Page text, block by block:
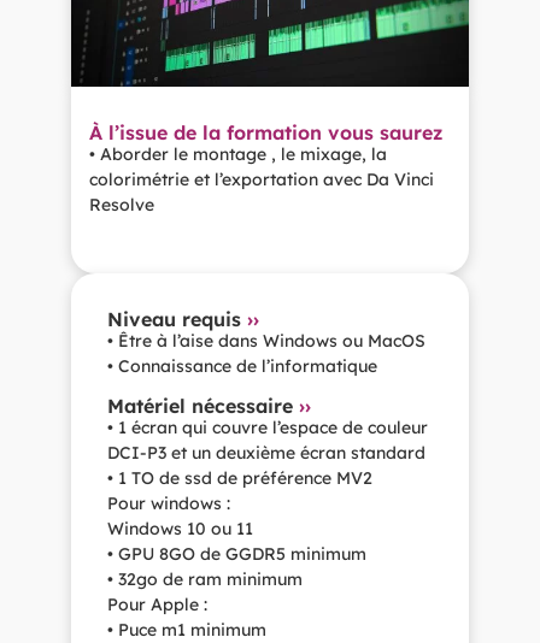
À l’issue de la formation vous saurez
• Aborder le montage , le mixage, la
colorimétrie et l’exportation avec Da Vinci
Resolve
Niveau requis ››
• Être à l’aise dans Windows ou MacOS
• Connaissance de l’informatique
Matériel nécessaire ››
• 1 écran qui couvre l’espace de couleur
DCI-P3 et un deuxième écran standard
• 1 TO de ssd de préférence MV2
Pour windows :
Windows 10 ou 11
• GPU 8GO de GGDR5 minimum
• 32go de ram minimum
Pour Apple :
• Puce m1 minimum